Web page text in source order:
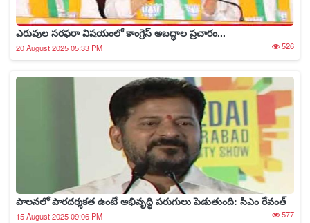
ఎరువుల సరఫరా విషయంలో కాంగ్రెస్ అబద్ధాల ప్రచారం...
20 August 2025 05:33 PM 526
పాలనలో పారదర్శకత ఉంటే అభివృద్ధి పరుగులు పెడుతుంది: సిఎం రేవంత్
15 August 2025 09:06 PM 577